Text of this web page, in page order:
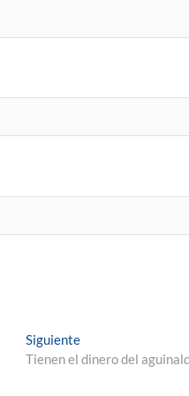
Siguiente
Tienen el dinero del